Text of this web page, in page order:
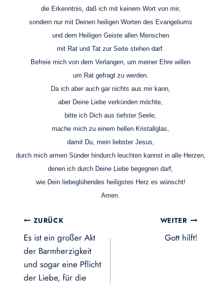
die Erkenntnis, daß ich mit keinem Wort von mir,
sondern nur mit Deinen heiligen Worten des Evangeliums
und dem Heiligen Geiste allen Menschen
mit Rat und Tat zur Seite stehen darf.
Befreie mich von dem Verlangen, um meiner Ehre willen
um Rat gefragt zu werden.
Da ich aber auch gar nichts aus mir kann,
aber Deine Liebe verkünden möchte,
bitte ich Dich aus tiefster Seele,
mache mich zu einem hellen Kristallglas,
damit Du, mein liebster Jesus,
durch mich armen Sünder hindurch leuchten kannst in alle Herzen,
denen ich durch Deine Liebe begegnen darf,
wie Dein liebeglühendes heiligstes Herz es wünscht!
Amen.
Beitragsnavigation
ZURÜCK
Es ist ein großer Akt
der Barmherzigkeit
und sogar eine Pflicht
der Liebe, für die
WEITER
Gott hilft!